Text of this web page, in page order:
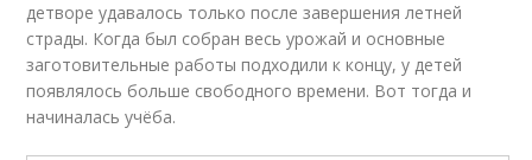
детворе удавалось только после завершения летней
страды. Когда был собран весь урожай и основные
заготовительные работы подходили к концу, у детей
появлялось больше свободного времени. Вот тогда и
начиналась учёба.